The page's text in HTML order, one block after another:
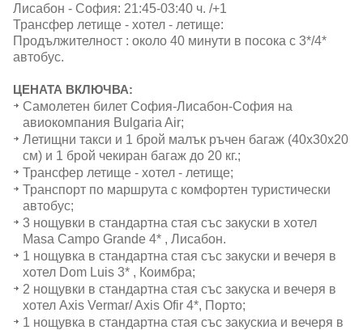
Лисабон - София: 21:45-03:40 ч. /+1
Трансфер летище - хотел - летище:
Продължителност : около 40 минути в посока с 3*/4*
автобус.
ЦЕНАТА ВКЛЮЧВА:
Самолетен билет София-Лисабон-София на
авиокомпания Bulgaria Air;
Летищни такси и 1 брой малък ръчен багаж (40х30х20
см) и 1 брой чекиран багаж до 20 кг.;
Трансфер летище - хотел - летище;
Транспорт по маршрута с комфортен туристически
автобус;
3 нощувки в стандартна стая със закуски в хотел
Masa Campo Grande 4* , Лисабон.
1 нощувка в стандартна стая със закуски и вечеря в
хотел Dom Luis 3* , Коимбра;
2 нощувки в стандартна стая със закуска и вечеря в
хотел Axis Vermar/ Axis Ofir 4*, Порто;
1 нощувка в стандартна стая със закускиa и вечеря в